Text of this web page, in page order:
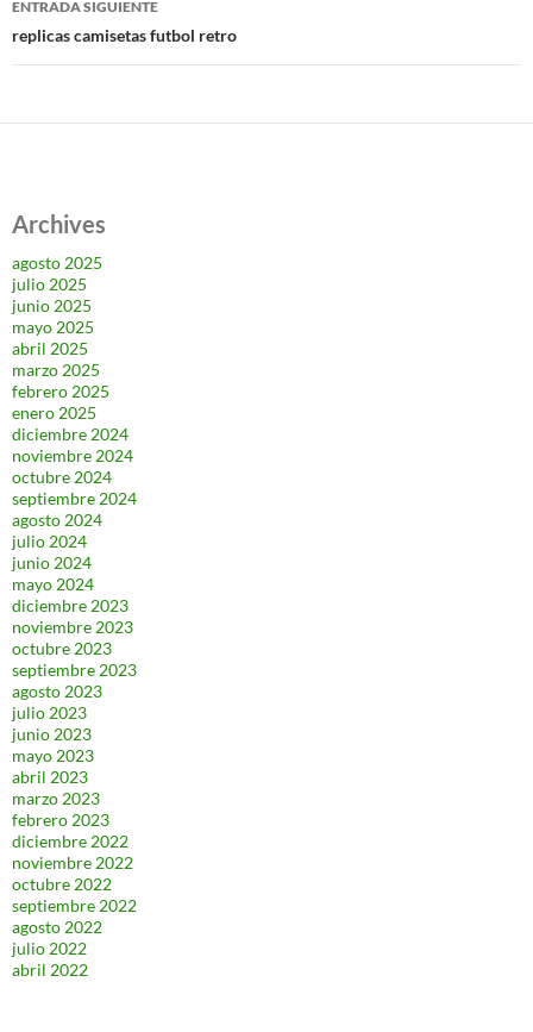
ENTRADA SIGUIENTE
replicas camisetas futbol retro
Archives
agosto 2025
julio 2025
junio 2025
mayo 2025
abril 2025
marzo 2025
febrero 2025
enero 2025
diciembre 2024
noviembre 2024
octubre 2024
septiembre 2024
agosto 2024
julio 2024
junio 2024
mayo 2024
diciembre 2023
noviembre 2023
octubre 2023
septiembre 2023
agosto 2023
julio 2023
junio 2023
mayo 2023
abril 2023
marzo 2023
febrero 2023
diciembre 2022
noviembre 2022
octubre 2022
septiembre 2022
agosto 2022
julio 2022
abril 2022